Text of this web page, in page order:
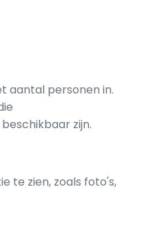
aantal personen in.
zijn.
te zien, zoals foto's,